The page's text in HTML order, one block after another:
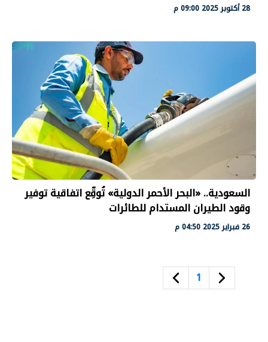
28 أكتوبر 2025 09:00 م
السعودية.. «البحر الأحمر الدولية» تُوقِّع اتفاقية توفير
وقود الطيران المستدام للطائرات
26 فبراير 2025 04:50 م
1